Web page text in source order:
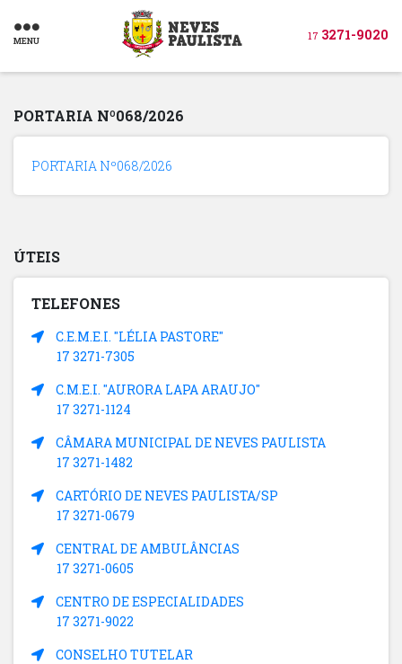
MENU 17 3271-9020
PORTARIA Nº068/2026
PORTARIA Nº068/2026
ÚTEIS
TELEFONES
C.E.M.E.I. "LÉLIA PASTORE"
17 3271-7305
C.M.E.I. "AURORA LAPA ARAUJO"
17 3271-1124
CÂMARA MUNICIPAL DE NEVES PAULISTA
17 3271-1482
CARTÓRIO DE NEVES PAULISTA/SP
17 3271-0679
CENTRAL DE AMBULÂNCIAS
17 3271-0605
CENTRO DE ESPECIALIDADES
17 3271-9022
CONSELHO TUTELAR